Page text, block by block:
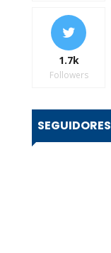
1.7k
Followers
SEGUIDORES